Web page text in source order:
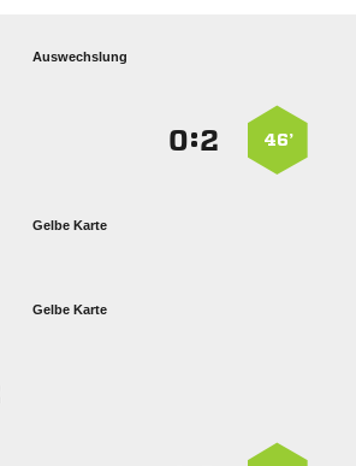
Auswechslung
46’
:
Gelbe Karte
Gelbe Karte